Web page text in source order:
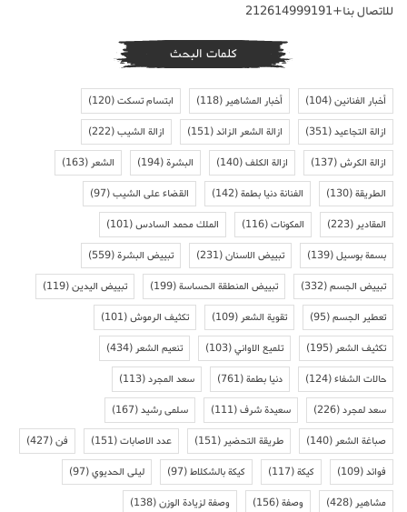
للاتصال بنا+212614999191
كلمات البحث
أخبار الفنانين(104) أخبار المشاهير(118) ابتسام تسكت(120)
ازالة التجاعيد(351) ازالة الشعر الزائد(151) ازالة الشيب(222)
ازالة الكرش(137) ازالة الكلف(140) البشرة(194) الشعر(163)
الطريقة(130) الفنانة دنيا بطمة(142) القضاء على الشيب(97)
المقادير(223) المكونات(116) الملك محمد السادس(101)
بسمة بوسيل(139) تبييض الاسنان(231) تبييض البشرة(559)
تبييض الجسم(332) تبييض المنطقة الحساسة(199) تبييض اليدين(119)
تعطير الجسم(95) تقوية الشعر(109) تكثيف الرموش(101)
تكثيف الشعر(195) تلميع الاواني(103) تنعيم الشعر(434)
حالات الشفاء(124) دنيا بطمة(761) سعد المجرد(113)
سعد لمجرد(226) سعيدة شرف(111) سلمى رشيد(167)
صباغة الشعر(140) طريقة التحضير(151) عدد الاصابات(151) فن(427)
فوائد(109) كيكة(117) كيكة بالشكلاط(97) ليلى الحديوي(97)
مشاهير(428) وصفة(156) وصفة لزيادة الوزن(138)